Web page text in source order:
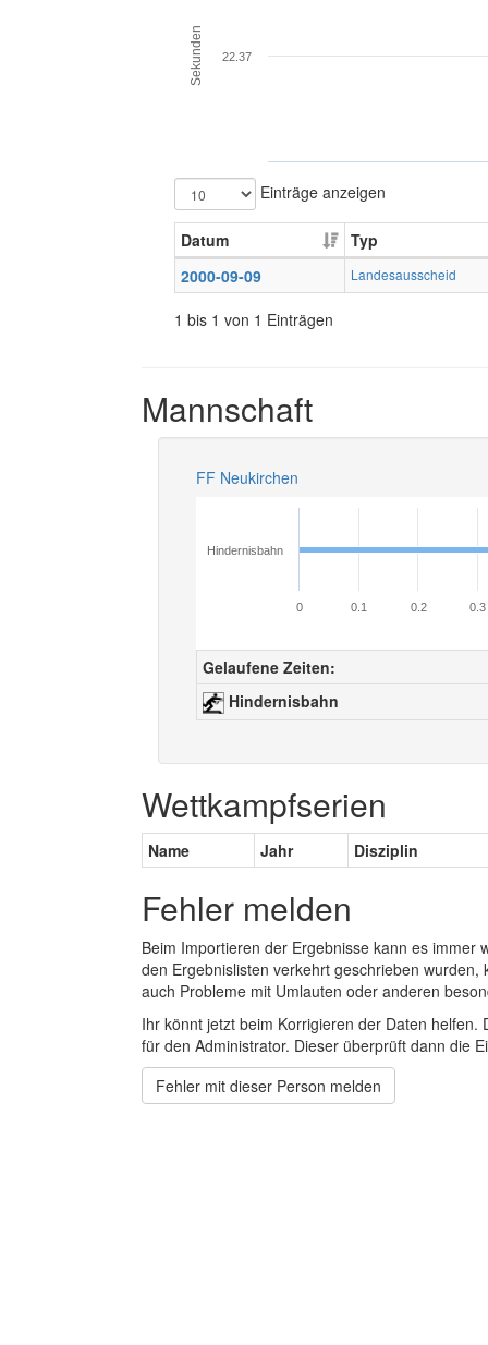
Sekunden 22.37
Einträge anzeigen
Datum
Typ
2000-09-09
Landesausscheid
1 bis 1 von 1 Einträgen
Mannschaft
FF Neukirchen
Hindernisbahn
0 0.1 0.2 0.3
Gelaufene Zeiten:
Hindernisbahn
Wettkampfserien
Name Jahr Disziplin
Fehler melden
Beim Importieren der Ergebnisse kann es
den Ergebnislisten verkehrt geschrieben
auch Probleme mit Umlauten oder anderen
Ihr könnt jetzt beim Korrigieren der Daten
für den Administrator. Dieser überprüft dann die
Fehler mit dieser Person melden